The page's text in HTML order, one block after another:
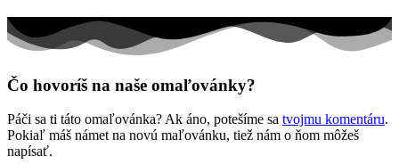
Mandaly
Ovocie a zelenina
Rozprávky a rozprávkové postavy
Šport
Čo hovoríš na naše omaľovánky?
Páči sa ti táto omaľovánka? Ak áno, potešíme sa tvojmu komentáru.
Pokiaľ máš námet na novú maľovánku, tiež nám o ňom môžeš
napísať.